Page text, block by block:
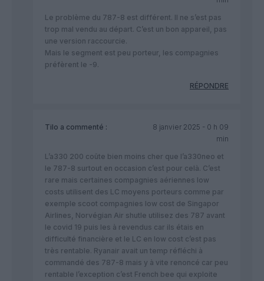
Le problème du 787-8 est différent. Il ne s’est pas
trop mal vendu au départ. C’est un bon appareil, pas
une version raccourcie.
Mais le segment est peu porteur, les compagnies
préfèrent le -9.
RÉPONDRE
Tilo a commenté :
8 janvier 2025 - 0 h 09
min
L’a330 200 coûte bien moins cher que l’a330neo et
le 787-8 surtout en occasion c’est pour celà. C’est
rare mais certaines compagnies aériennes low
costs utilisent des LC moyens porteurs comme par
exemple scoot compagnies low cost de Singapor
Airlines, Norvégian Air shutle utilisez des 787 avant
le covid 19 puis les à revendus car ils étais en
difficulté financière et le LC en low cost c’est pas
très rentable. Ryanair avait un temp réfléchi à
commandé des 787-8 mais y à vite renoncé car peu
rentable l’exception c’est French bee qui exploite